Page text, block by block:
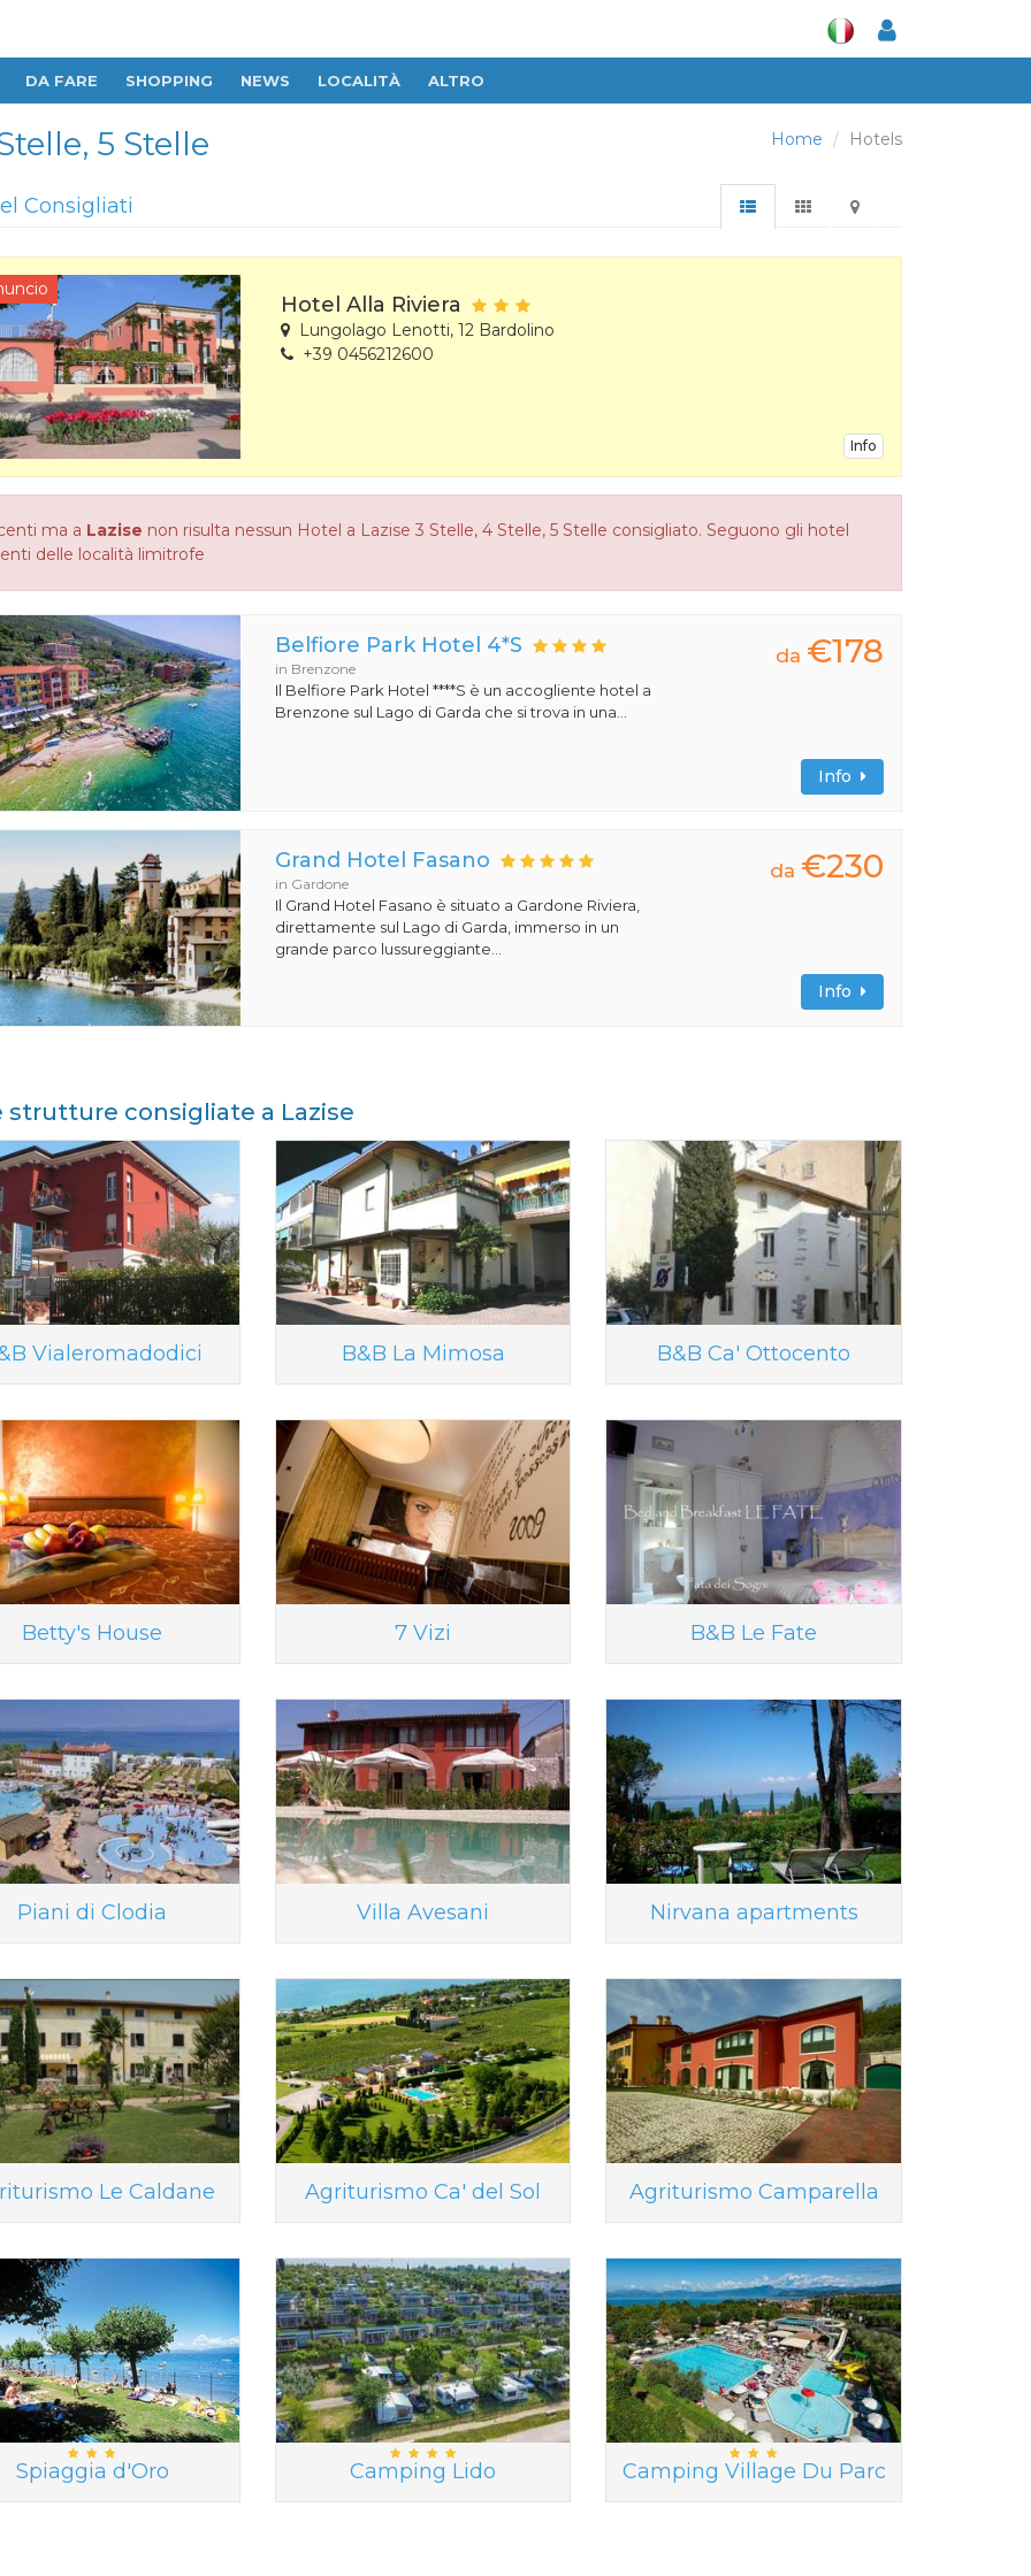
DA FARE SHOPPING NEWS LOCALITÀ ALTRO
Home Hotels
5 Stelle
Consigliati
Hotel Alla Riviera
Lungolago Lenotti, 12 Bardolino
+39 0456212600
Info
ma a Lazise non risulta nessun Hotel a Lazise 3 Stelle, 4 Stelle, 5 Stelle consigliato. Seguono gli hotel
delle località limitrofe
Belfiore Park Hotel 4*S
in Brenzone
Il Belfiore Park Hotel ****S è un accogliente hotel a
Brenzone sul Lago di Garda che si trova in una...
da €178
Info
Grand Hotel Fasano
in Gardone
Il Grand Hotel Fasano è situato a Gardone Riviera,
direttamente sul Lago di Garda, immerso in un
grande parco lussureggiante...
da €230
Info
strutture consigliate a Lazise
Vialeromadodici B&B La Mimosa B&B Ca' Ottocento
Betty's House 7 Vizi B&B Le Fate
Piani di Clodia Villa Avesani Nirvana apartments
Le Caldane Agriturismo Ca' del Sol Agriturismo Camparella
Spiaggia d'Oro Camping Lido Camping Village Du Parc